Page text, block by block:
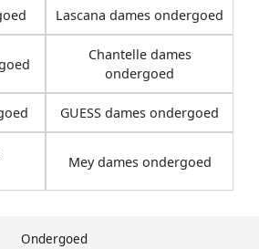
Ondergoed
Lascana dames ondergoed
Chantelle dames
ondergoed
GUESS dames ondergoed
Mey dames ondergoed